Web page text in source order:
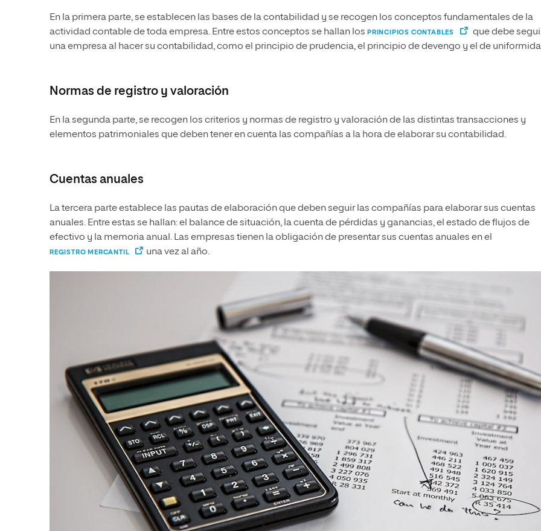
En la primera parte, se establecen las bases de la contabilidad y se recogen los conceptos fundamentales de la
actividad contable de toda empresa. Entre estos conceptos se hallan los PRINCIPIOS CONTABLES
que debe
una empresa al hacer su contabilidad, como el principio de prudencia, el principio de devengo y el de
Normas de registro y valoración
En la segunda parte, se recogen los criterios y normas de registro y valoración de las distintas transacciones y
elementos patrimoniales que deben tener en cuenta las compañías a la hora de elaborar su contabilidad.
Cuentas anuales
La tercera parte establece las pautas de elaboración que deben seguir las compañías para elaborar sus cuentas
anuales. Entre estas se hallan: el balance de situación, la cuenta de pérdidas y ganancias, el estado de flujos de
efectivo y la memoria anual. Las empresas tienen la obligación de presentar sus cuentas anuales en el
REGISTRO MERCANTIL una vez al año.